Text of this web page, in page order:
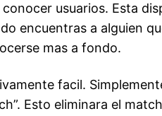
usuarios. Esta
encuentras a alguien
mas a fondo.
facil.
Esto eliminara el